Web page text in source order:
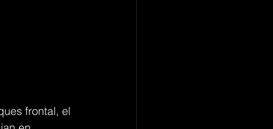
frontal, el